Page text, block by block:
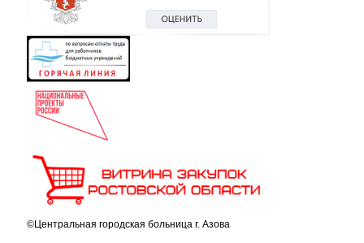
©Центральная городская больница г. Азова